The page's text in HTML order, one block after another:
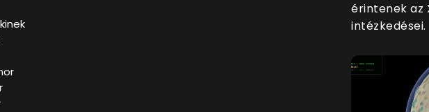
érintenek az
intézkedései.